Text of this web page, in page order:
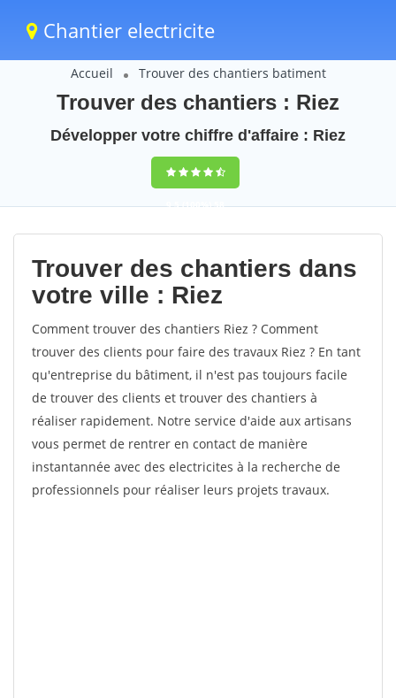
Chantier electricite
Accueil Trouver des chantiers batiment
Trouver des chantiers : Riez
Développer votre chiffre d'affaire : Riez
9,5(100%)58
votes
Trouver des chantiers dans
votre ville : Riez
Comment trouver des chantiers Riez ? Comment
trouver des clients pour faire des travaux Riez ? En tant
qu'entreprise du bâtiment, il n'est pas toujours facile
de trouver des clients et trouver des chantiers à
réaliser rapidement. Notre service d'aide aux artisans
vous permet de rentrer en contact de manière
instantannée avec des electricites à la recherche de
professionnels pour réaliser leurs projets travaux.